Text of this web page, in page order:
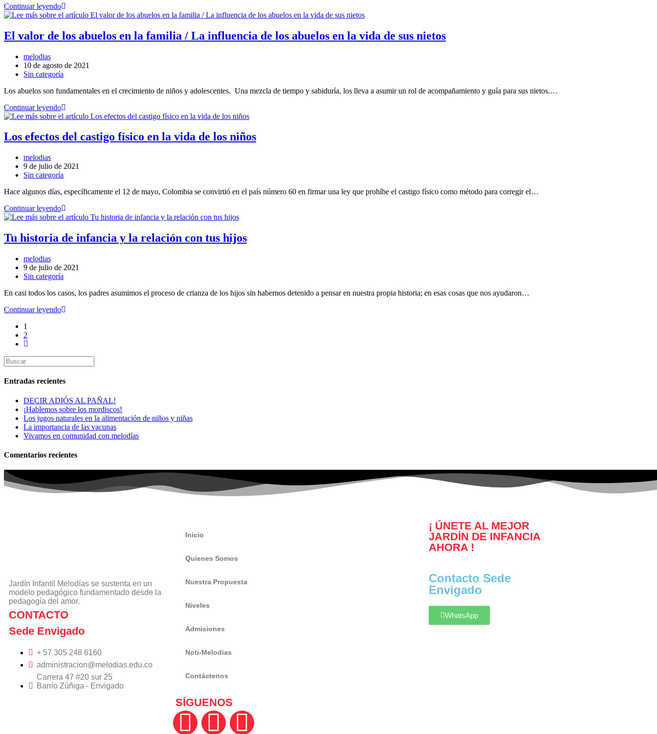
Continuar leyendo
El valor de los abuelos en la familia / La influencia de los abuelos en la vida de sus nietos
melodias
10 de agosto de 2021
Sin categoría
Los abuelos son fundamentales en el crecimiento de niños y adolescentes. Una mezcla de tiempo y sabiduría, los lleva a asumir un rol de acompañamiento y guía para sus nietos.…
Continuar leyendo
Los efectos del castigo físico en la vida de los niños
melodias
9 de julio de 2021
Sin categoría
Hace algunos días, específicamente el 12 de mayo, Colombia se convirtió en el país número 60 en firmar una ley que prohíbe el castigo físico como método para corregir el…
Continuar leyendo
Tu historia de infancia y la relación con tus hijos
melodias
9 de julio de 2021
Sin categoría
En casi todos los casos, los padres asumimos el proceso de crianza de los hijos sin habernos detenido a pensar en nuestra propia historia; en esas cosas que nos ayudaron…
Continuar leyendo
1
2
Entradas recientes
DECIR ADIÓS AL PAÑAL!
¡Hablemos sobre los mordiscos!
Los jugos naturales en la alimentación de niños y niñas
La importancia de las vacunas
Vivamos en comunidad con melodías
Comentarios recientes
Jardín Infantil Melodías se sustenta en un
modelo pedagógico fundamentado desde la
pedagogía del amor.
CONTACTO
Sede Envigado
+ 57 305 248 6160
administracion@melodias.edu.co
Carrera 47 #20 sur 25
Barrio Zúñiga - Envigado
Inicio
Quienes Somos
Nuestra Propuesta
Niveles
Admisiones
Noti-Melodias
Contáctenos
SÍGUENOS
¡ ÚNETE AL MEJOR
JARDÍN DE INFANCIA
AHORA !
Contacto Sede
Envigado
WhatsApp